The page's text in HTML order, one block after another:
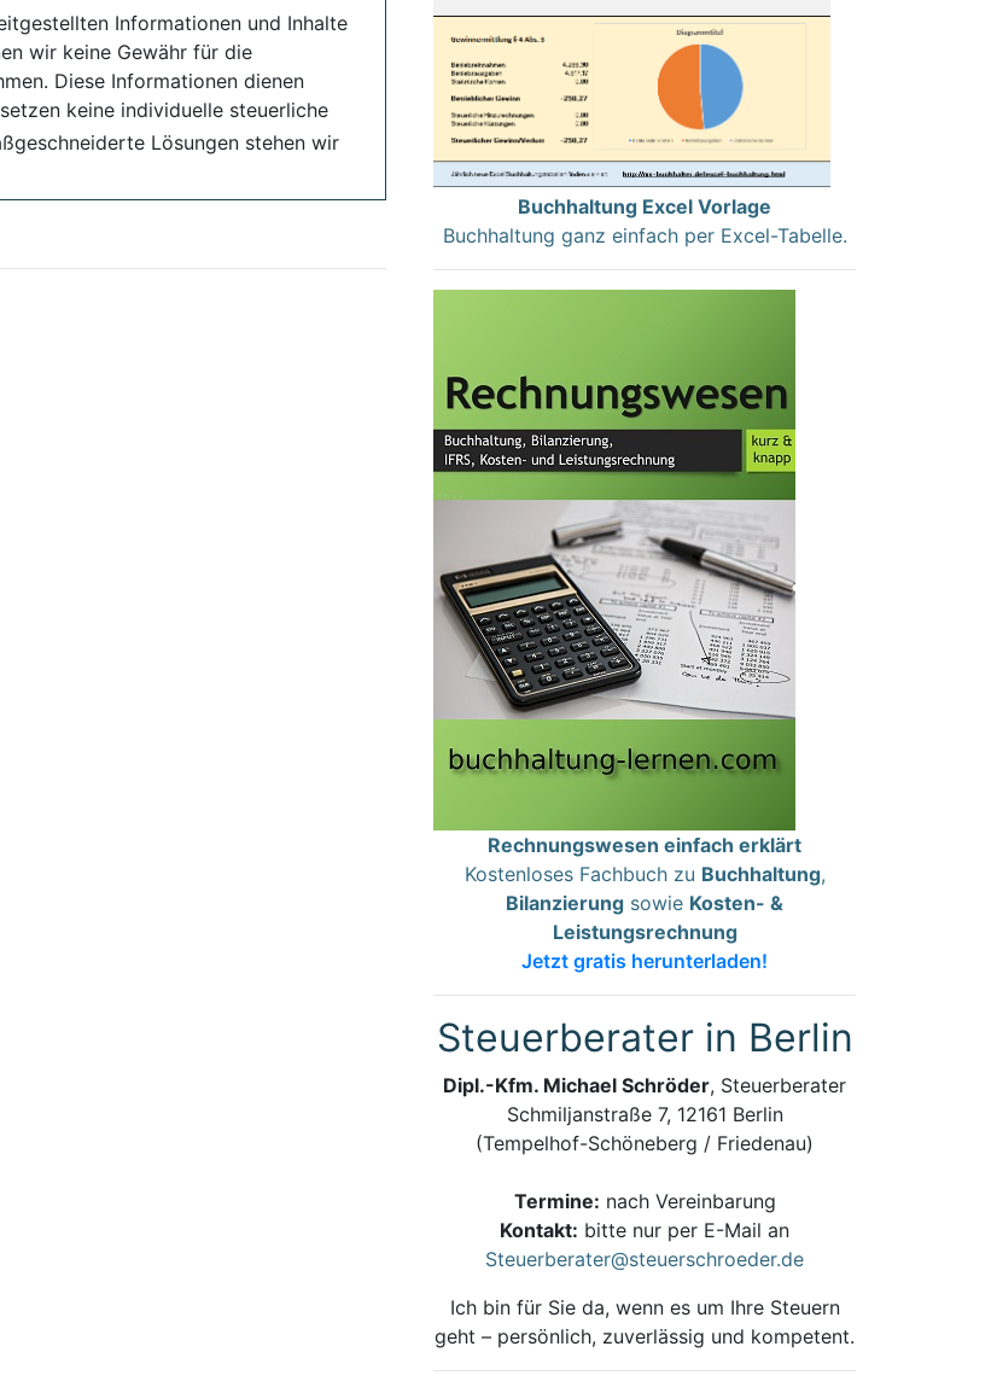
Informationen und Inhalte
wir keine Gewähr für die
Diese Informationen dienen
keine individuelle steuerliche
Lösungen stehen wir
Buchhaltung Excel Vorlage
Buchhaltung ganz einfach per Excel-Tabelle.
Rechnungswesen einfach erklärt
Kostenloses Fachbuch zu Buchhaltung,
Bilanzierung sowie Kosten- &
Leistungsrechnung
Jetzt gratis herunterladen!
Steuerberater in Berlin
Dipl.-Kfm. Michael Schröder, Steuerberater
Schmiljanstraße 7, 12161 Berlin
(Tempelhof-Schöneberg / Friedenau)
Termine: nach Vereinbarung
Kontakt: bitte nur per E-Mail an
Steuerberater@steuerschroeder.de
Ich bin für Sie da, wenn es um Ihre Steuern
geht – persönlich, zuverlässig und kompetent.